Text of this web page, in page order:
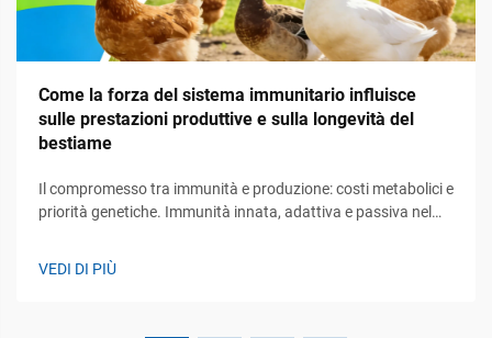
Come la forza del sistema immunitario influisce
sulle prestazioni produttive e sulla longevità del
bestiame
Il compromesso tra immunità e produzione: costi metabolici e
priorità genetiche. Immunità innata, adattiva e passiva nel
sistema immunitario nel bestiame opera su tre principali linee
VEDI DI PIÙ